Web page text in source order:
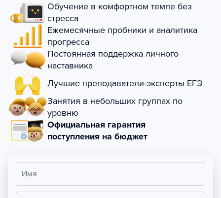
Обучение в комфортном темпе без
стресса
Ежемесячные пробники и аналитика
прогресса
Постоянная поддержка личного
наставника
Лучшие преподаватели-эксперты ЕГЭ
Занятия в небольших группах по
уровню
Официальная гарантия
поступления на бюджет
Имя